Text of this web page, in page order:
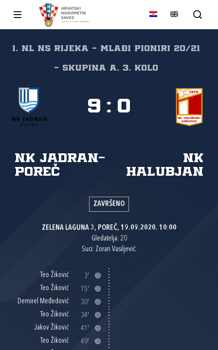
1. NL NS Rijeka - mlađi pioniri 20/21
- skupina A, 3. kolo
NK Jadran-
Poreč
NK
Halubjan
9 : 0
ZAVRŠENO
ZELENA LAGUNA 3, POREČ, 19.09.2020. 10:00
Gledatelja: 20
Suci: Zoran Vasiljević.
Teo Žiković
3'
Teo Žiković
15'
Demirel Međedović
30'
Teo Žiković
34'
Jakov Žiković
41'
Teo Žiković
49'